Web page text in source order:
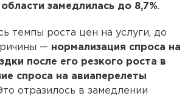
замедлилась до 8,7%.
темпы роста цен на услуги, до
— нормализация спроса на
после его резкого роста в
спроса на авиаперелеты
отразилось в замедлении